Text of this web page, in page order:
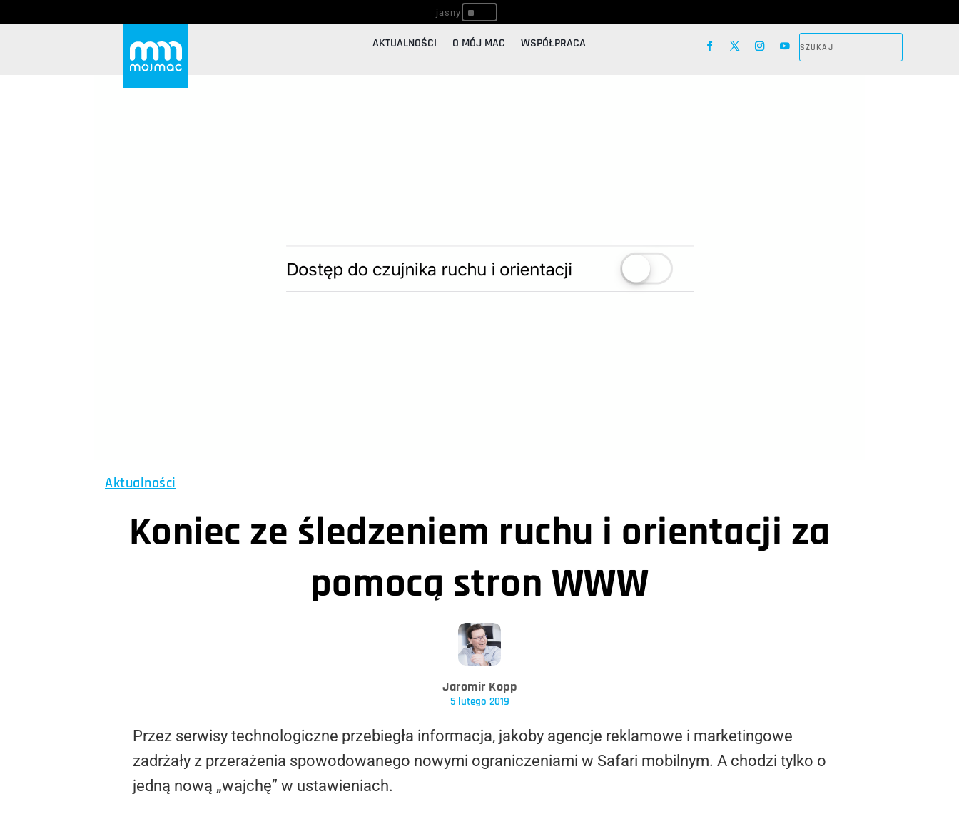
^
AKTUALNOŚCI O MÓJ MAC WSPÓŁPRACA
Aktualności
Koniec ze śledzeniem ruchu i orientacji za
pomocą stron WWW
Jaromir Kopp
5 lutego 2019
Przez serwisy technologiczne przebiegła informacja, jakoby agencje reklamowe i marketingowe
zadrżały z przerażenia spowodowanego nowymi ograniczeniami w Safari mobilnym. A chodzi tylko o
jedną nową „wajchę” w ustawieniach.